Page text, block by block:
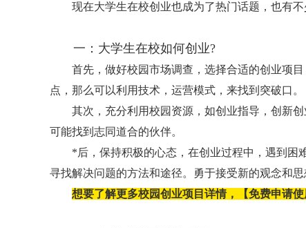
现在大学生在校创业也成为了热门话题，也有不
一：大学生在校如何创业?
首先，做好校园市场调查，选择合适的创业项目
点，那么可以利用技术，运营模式，来找到突破口。
其次，充分利用校园资源，如创业指导，创新创
可能找到志同道合的伙伴。
*后，保持积极的心态，在创业过程中，遇到困
寻找解决问题的方法和途径。勇于接受新的观念和思
想要了解更多校园创业项目详情，【免费申请使